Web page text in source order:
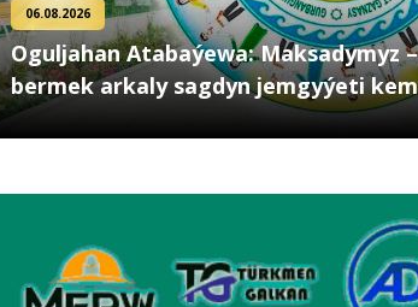
06.08.2026
Oguljahan Atabaýewa: Maksadymyz
bermek arkaly sagdyn jemgyýeti